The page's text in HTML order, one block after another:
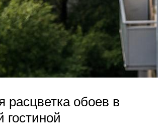
расцветка обоев в